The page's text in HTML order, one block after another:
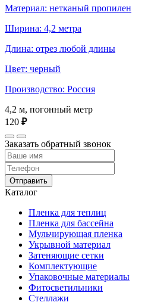
Материал: нетканый пропилен
Ширина: 4,2 метра
Длина: отрез любой длины
Цвет: черный
Производство: Россия
4,2 м, погонный метр
120 ₽
Заказать обратный звонок
Отправить
Каталог
Пленка для теплиц
Пленка для бассейна
Мульчирующая пленка
Укрывной материал
Затеняющие сетки
Комплектующие
Упаковочные материалы
Фитосветильники
Стеллажи